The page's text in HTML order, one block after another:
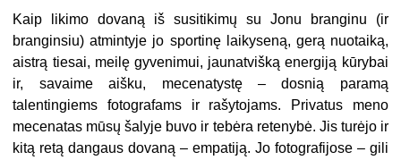
Kaip likimo dovaną iš susitikimų su Jonu branginu (ir
branginsiu) atmintyje jo sportinę laikyseną, gerą nuotaiką,
aistrą tiesai, meilę gyvenimui, jaunatvišką energiją kūrybai
ir, savaime aišku, mecenatystę – dosnią paramą
talentingiems fotografams ir rašytojams. Privatus meno
mecenatas mūsų šalyje buvo ir tebėra retenybė. Jis turėjo ir
kitą retą dangaus dovaną – empatiją. Jo fotografijose – gili